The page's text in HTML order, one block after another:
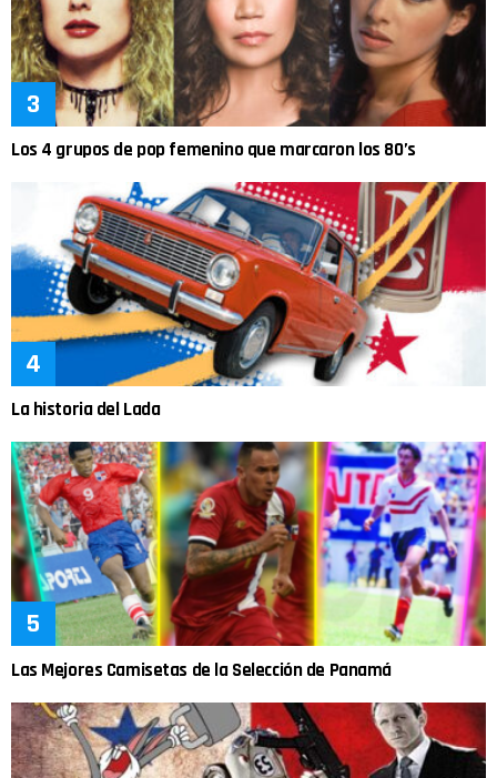
Los 4 grupos de pop femenino que marcaron los 80’s
La historia del Lada
Las Mejores Camisetas de la Selección de Panamá